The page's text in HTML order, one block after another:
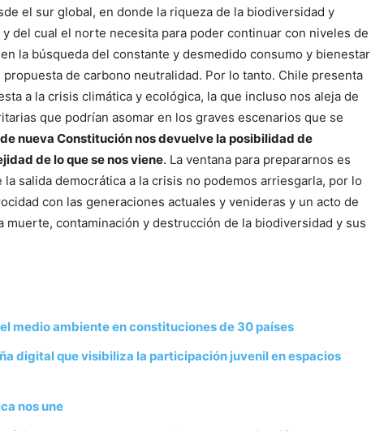
el sur global, en donde la riqueza de la biodiversidad y
del cual el norte necesita para poder continuar con niveles de
la búsqueda del constante y desmedido consumo y bienestar
de carbono neutralidad. Por lo tanto. Chile presenta
a la crisis climática y ecológica, la que incluso nos aleja de
que podrían asomar en los graves escenarios que se
nueva Constitución nos devuelve la posibilidad de
de lo que se nos viene. La ventana para prepararnos es
salida democrática a la crisis no podemos arriesgarla, por lo
con las generaciones actuales y venideras y un acto de
muerte, contaminación y destrucción de la biodiversidad y sus
medio ambiente en constituciones de 30 países
digital que visibiliza la participación juvenil en espacios
nos une